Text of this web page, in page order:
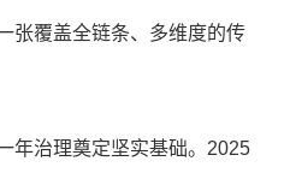
张覆盖全链条、多维度的传
年治理奠定坚实基础。2025